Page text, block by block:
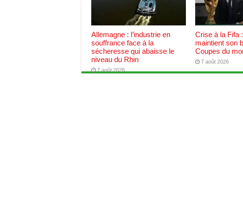
Allemagne : l’industrie en
souffrance face à la
sécheresse qui abaisse le
niveau du Rhin
7 août 2026
Crise à la Fifa :
maintient son
Coupes du
7 août 2026